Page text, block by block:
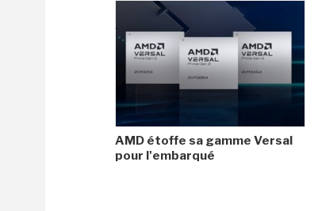
AMD étoffe sa gamme Versal
pour l'embarqué